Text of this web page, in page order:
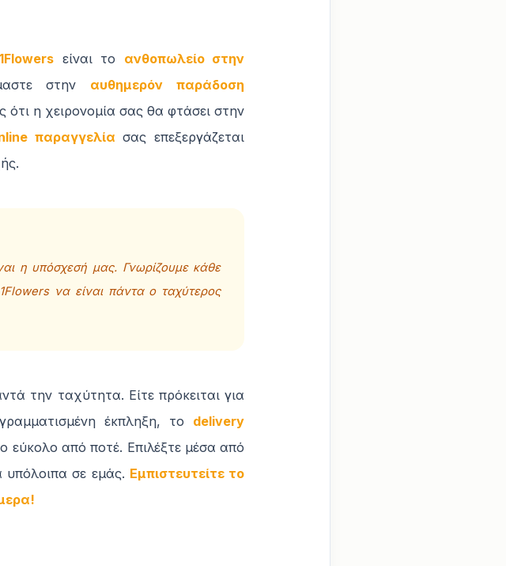
είναι το ανθοπωλείο στην
στην αυθημερόν παράδοση
ότι η χειρονομία σας θα φτάσει στην
παραγγελία σας επεξεργάζεται
η υπόσχεσή μας. Γνωρίζουμε κάθε
να είναι πάντα ο ταχύτερος
την ταχύτητα. Είτε πρόκειται για
έκπληξη, το delivery
εύκολο από ποτέ. Επιλέξτε μέσα από
υπόλοιπα σε εμάς. Εμπιστευτείτε το